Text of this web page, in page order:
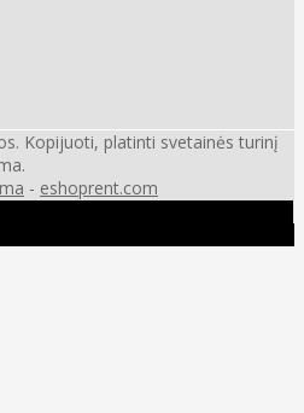
Kopijuoti, platinti svetainės turinį
- eshoprent.com